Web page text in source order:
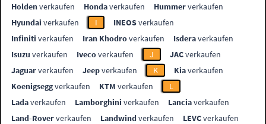
Holdenverkaufen Hondaverkaufen Hummerverkaufen
Hyundai verkaufen I INEOSverkaufen
Infiniti verkaufen Iran Khodroverkaufen Isderaverkaufen
Isuzu verkaufen Ivecoverkaufen J JACverkaufen
Jaguarverkaufen Jeepverkaufen K Kiaverkaufen
Koenigseggverkaufen KTM verkaufen
L
Ladaverkaufen Lamborghini verkaufen Lanciaverkaufen
Land-Roververkaufen Landwindverkaufen LEVCverkaufen